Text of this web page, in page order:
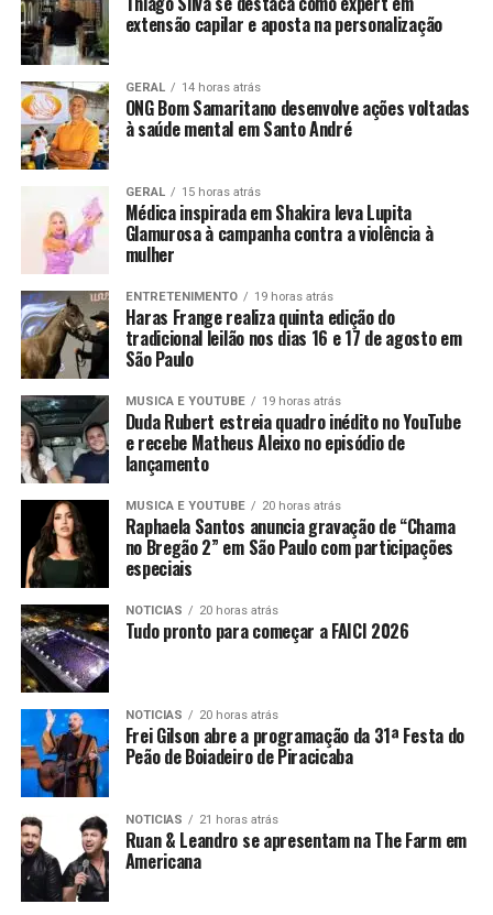
extensão capilar e aposta na personalização
GERAL 14 horas atrás
ONG Bom Samaritano desenvolve ações voltadas
à saúde mental em Santo André
GERAL 15 horas atrás
Médica inspirada em Shakira leva Lupita
Glamurosa à campanha contra a violência à
mulher
ENTRETENIMENTO 19 horas atrás
Haras Frange realiza quinta edição do
tradicional leilão nos dias 16 e 17 de agosto em
São Paulo
MUSICA E YOUTUBE 19 horas atrás
Duda Rubert estreia quadro inédito no YouTube
e recebe Matheus Aleixo no episódio de
lançamento
MUSICA E YOUTUBE 20 horas atrás
Raphaela Santos anuncia gravação de “Chama
no Bregão 2” em São Paulo com participações
especiais
NOTICIAS 20 horas atrás
Tudo pronto para começar a FAICI 2026
NOTICIAS 20 horas atrás
Frei Gilson abre a programação da 31ª Festa do
Peão de Boiadeiro de Piracicaba
NOTICIAS 21 horas atrás
Ruan & Leandro se apresentam na The Farm em
Americana